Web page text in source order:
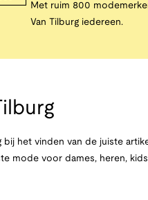
Met ruim 800
Van Tilburg iedereen.
bij het vinden van de juiste
mode voor dames, heren,